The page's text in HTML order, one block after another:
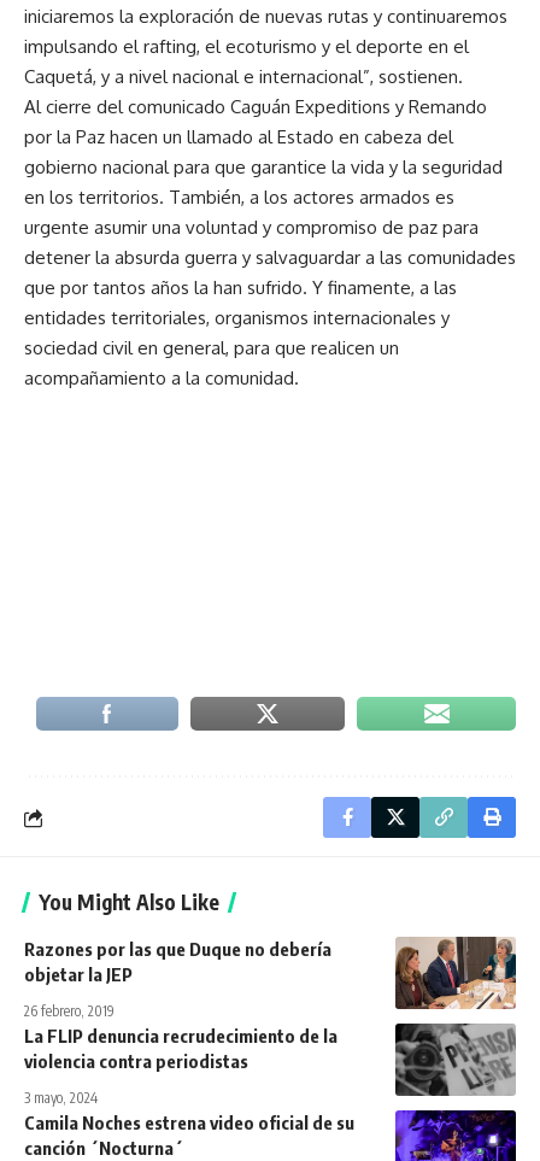
iniciaremos la exploración de nuevas rutas y continuaremos
impulsando el rafting, el ecoturismo y el deporte en el
Caquetá, y a nivel nacional e internacional”, sostienen.
Al cierre del comunicado Caguán Expeditions y Remando
por la Paz hacen un llamado al Estado en cabeza del
gobierno nacional para que garantice la vida y la seguridad
en los territorios. También, a los actores armados es
urgente asumir una voluntad y compromiso de paz para
detener la absurda guerra y salvaguardar a las comunidades
que por tantos años la han sufrido. Y finamente, a las
entidades territoriales, organismos internacionales y
sociedad civil en general, para que realicen un
acompañamiento a la comunidad.
You Might Also Like
Razones por las que Duque no debería
objetar la JEP
26 febrero, 2019
La FLIP denuncia recrudecimiento de la
violencia contra periodistas
3 mayo, 2024
Camila Noches estrena video oficial de su
canción ´Nocturna´